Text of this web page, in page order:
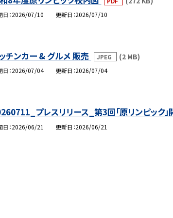
日 2026/07/10 更新日 2026/07/10
チンカー & グルメ 販売 JPEG (2 MB)
日 2026/07/04 更新日 2026/07/04
プレスリリース_第3回「原リンピック」
日 2026/06/21 更新日 2026/06/21